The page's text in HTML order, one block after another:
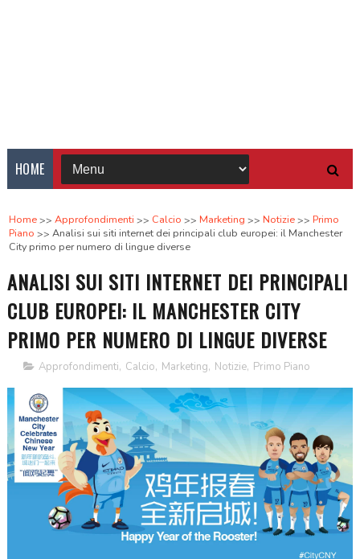
HOME
Home Approfondimenti Calcio Marketing Notizie
Primo
Piano
Analisi sui siti internet dei principali club europei: il Manchester
City primo per numero di lingue diverse
ANALISI SUI SITI INTERNET DEI PRINCIPALI
CLUB EUROPEI: IL MANCHESTER CITY
PRIMO PER NUMERO DI LINGUE DIVERSE
Approfondimenti, Calcio, Marketing, Notizie, Primo Piano